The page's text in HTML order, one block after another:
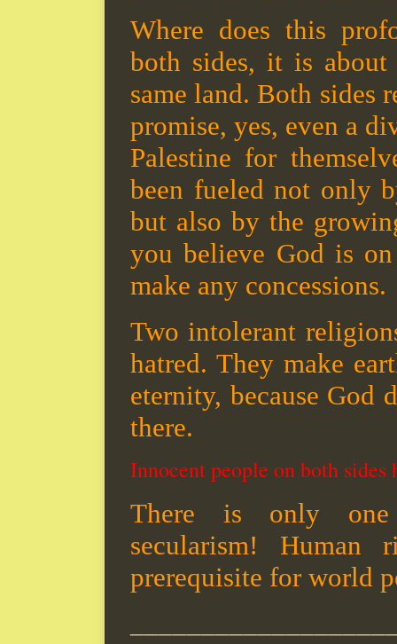
Where does this
both sides, it is
same land. Both sides
promise, yes, even a
Palestine for
been fueled not only
but also by the
you believe God is
make any concessions.
Two intolerant
hatred. They make
eternity, because God
there.
Innocent people on both
There is only one
secularism!
prerequisite for world